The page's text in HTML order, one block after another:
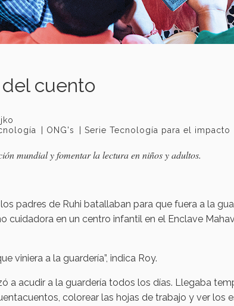
cuento
ONG's Serie Tecnología para el impacto
mundial y fomentar la lectura en niños y adultos.
padres de Ruhi batallaban para que fuera a la
cuidadora en un centro infantil en el Enclave
viniera a la guardería”, indica Roy.
a acudir a la guardería todos los días. Llegaba
colorear las hojas de trabajo y ver los